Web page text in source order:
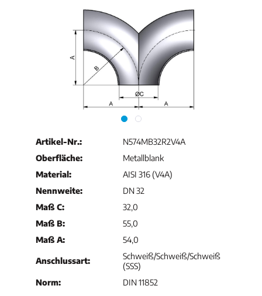
Artikel-Nr.:
N574MB32R2V4A
Oberfläche:
Metallblank
Material:
AISI 316 (V4A)
Nennweite:
DN 32
Maß C:
32,0
Maß B:
55,0
Maß A:
54,0
Anschlussart:
Schweiß/Schweiß/Schweiß
(SSS)
Norm:
DIN 11852